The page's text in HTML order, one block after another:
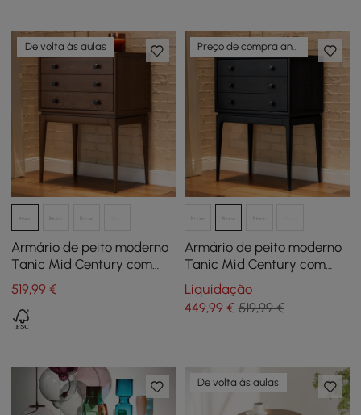
De volta às aulas
Armário de peito moderno
Tanic Mid Century com
armazenamento de 3
gavetas de madeira de
freixo em nogueira
519,99 €
Preço de compra antecipada
Armário de peito moderno
Tanic Mid Century com
armazenamento de 3
gavetas de madeira de
freixo
Liquidação
449,99€ 519,99 €
De volta às aulas